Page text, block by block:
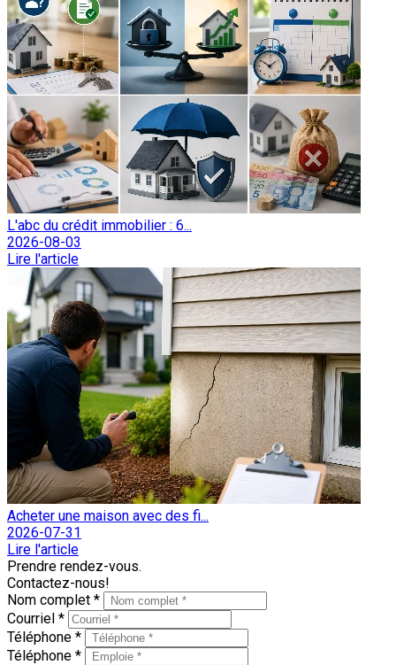
L'abc du crédit immobilier : 6...
2026-08-03
Lire l'article
Acheter une maison avec des fi...
2026-07-31
Lire l'article
Prendre rendez-vous.
Contactez-nous!
Nom complet *
Courriel *
Téléphone *
Téléphone *